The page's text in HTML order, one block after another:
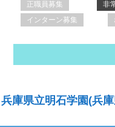
正職員募集 非
インターン募集
兵庫県立明石学園(兵